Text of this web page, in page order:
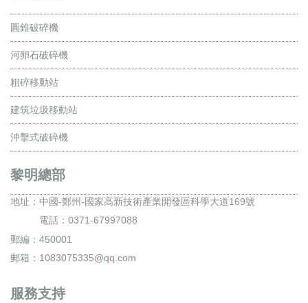
圓錐破碎機
河卵石破碎機
粗碎移動站
建筑垃圾移動站
沖擊式破碎機
黎明總部
地址： 中國-鄭州-國家高新技術產業開發區科學大道169號
電話：0371-67997088
郵編：450001
郵箱：1083075335@qq.com
服務支持